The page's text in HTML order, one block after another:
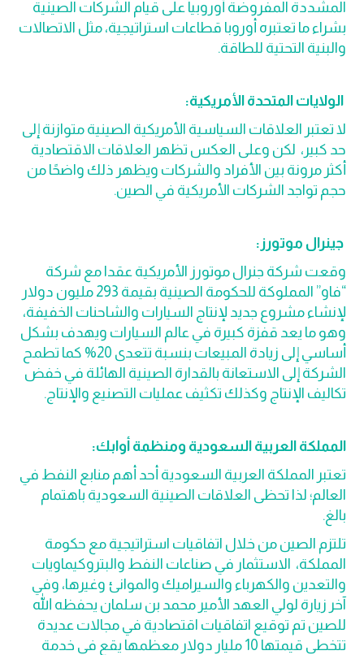
المشددة المفروضة أوروبياً على قيام الشركات الصينية
بشراء ما تعتبره أوروبا قطاعات استراتيجية، مثل الاتصالات
والبنية التحتية للطاقة.
الولايات المتحدة الأمريكية:
لا تعتبر العلاقات السياسية الأمريكية الصينية متوازنة إلى
حد كبير، لكن وعلى العكس تظهر العلاقات الاقتصادية
أكثر مرونة بين الأفراد والشركات ويظهر ذلك واضحًا من
حجم تواجد الشركات الأمريكية في الصين.
جينرال موتورز:
وقعت شركة جنرال موتورز الأمريكية عقدا مع شركة
“فاو” المملوكة للحكومة الصينية بقيمة 293 مليون دولار
لإنشاء مشروع جديد لإنتاج السيارات والشاحنات الخفيفة،
وهو ما يعد قفزة كبيرة في عالم السيارات ويهدف بشكل
أساسي إلى زيادة المبيعات بنسبة تتعدى 20% كما تطمح
الشركة إلى الاستعانة بالقدارة الصينية الهائلة في خفض
تكاليف الإنتاج وكذلك تكثيف عمليات التصنيع والإنتاج.
المملكة العربية السعودية ومنظمة أوابك:
تعتبر المملكة العربية السعودية أحد أهم منابع النفط في
العالم؛ لذا تحظى العلاقات الصينية السعودية باهتمام
بالغ.
تلتزم الصين من خلال اتفاقيات استراتيجية مع حكومة
المملكة، الاستثمار في صناعات النفط والبتروكيماويات
والتعدين والكهرباء والسيراميك والموانئ وغيرها، وفي
آخر زيارة لولي العهد الأمير محمد بن سلمان يحفظه الله
للصين تم توقيع اتفاقيات اقتصادية في مجالات عديدة
تتخطى قيمتها 10 مليار دولار معظمها يقع في خدمة